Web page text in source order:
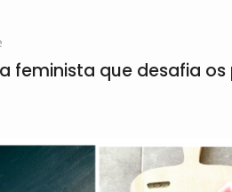
feminista que desafia